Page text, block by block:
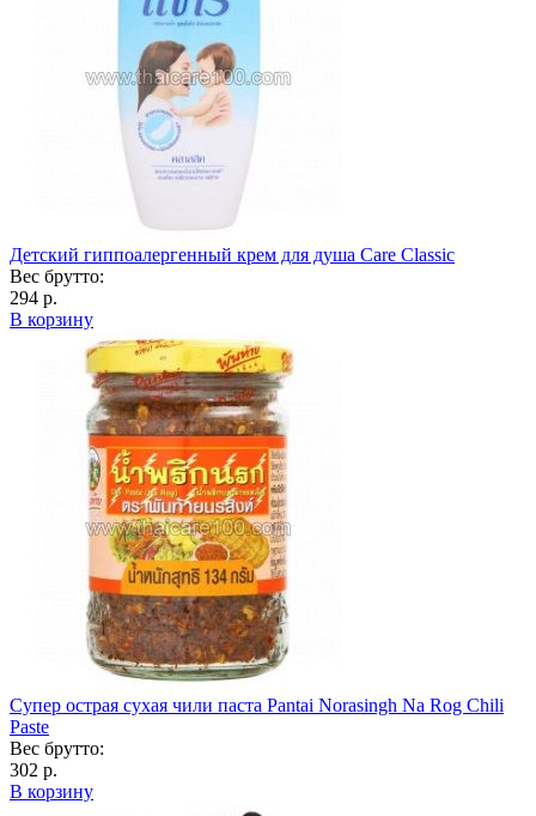
Детский гиппоалергенный крем для душа Care Classic
Вес брутто:
294 р.
В корзину
Супер острая сухая чили паста Pantai Norasingh Na Rog Chili
Paste
Вес брутто:
302 р.
В корзину